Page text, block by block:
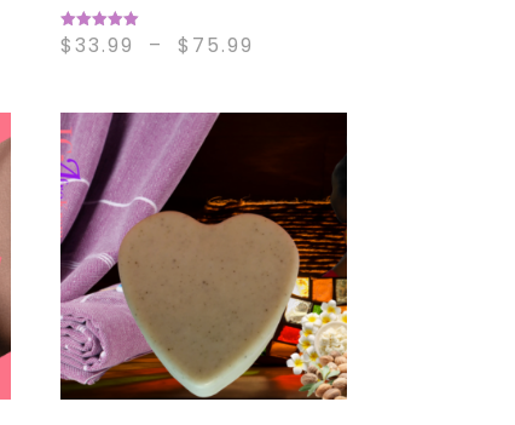
Note
5.00
$33.99 – $ 75.99
prix :
$75.99